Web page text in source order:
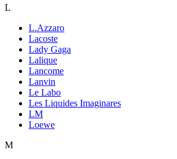
L
L.Azzaro
Lacoste
Lady Gaga
Lalique
Lancome
Lanvin
Le Labo
Les Liquides Imaginares
LM
Loewe
M